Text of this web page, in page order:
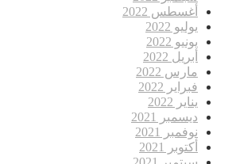
أغسطس 2022
يوليو 2022
يونيو 2022
أبريل 2022
مارس 2022
فبراير 2022
يناير 2022
ديسمبر 2021
نوفمبر 2021
أكتوبر 2021